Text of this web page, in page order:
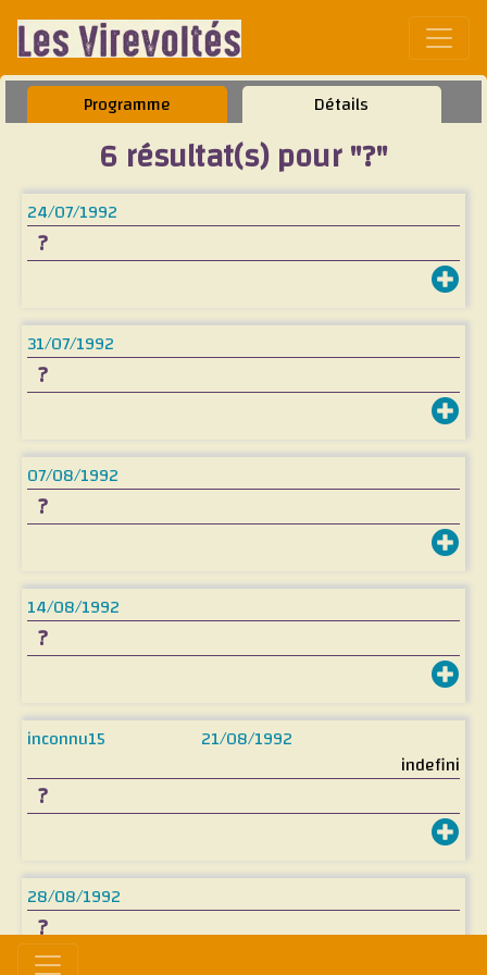
Programme Détails
6 résultat(s) pour "?"
24/07/1992
?
31/07/1992
?
07/08/1992
?
14/08/1992
?
21/08/1992
inconnu15
indefini
?
28/08/1992
?